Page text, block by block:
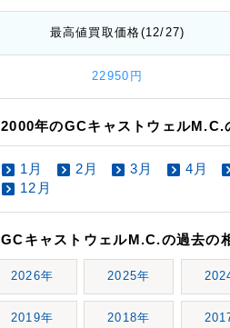
最高値買取価格(12/27)
22950円
2000年のGCキャストウェルM.C.
1月 2月 3月 4月
12月
GCキャストウェルM.C.の過去の
2026年 2025年
2019年 2018年